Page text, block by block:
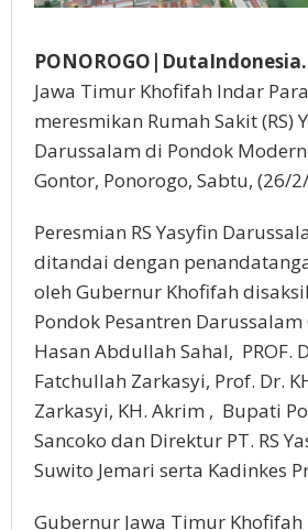
Jawa Timur Khofifah Indar
meresmikan Rumah Sakit (RS)
Darussalam di Pondok
Gontor, Ponorogo, Sabtu, (26/
Peresmian RS Yasyfin
ditandai dengan
oleh Gubernur Khofifah
Pondok Pesantren Darussalam
Hasan Abdullah Sahal, PROF.
Fatchullah Zarkasyi, Prof. Dr.
Zarkasyi, KH. Akrim , Bupati
Sancoko dan Direktur PT. RS
Suwito Jemari serta Kadinkes
Gubernur Jawa Timur Khofifah